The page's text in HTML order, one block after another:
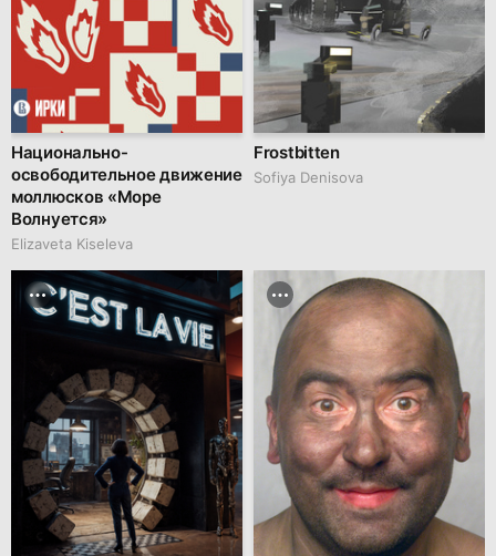
Национально-
освободительное движение
моллюсков «Море
Волнуется»
Elizaveta Kiseleva
Frostbitten
Sofiya Denisova